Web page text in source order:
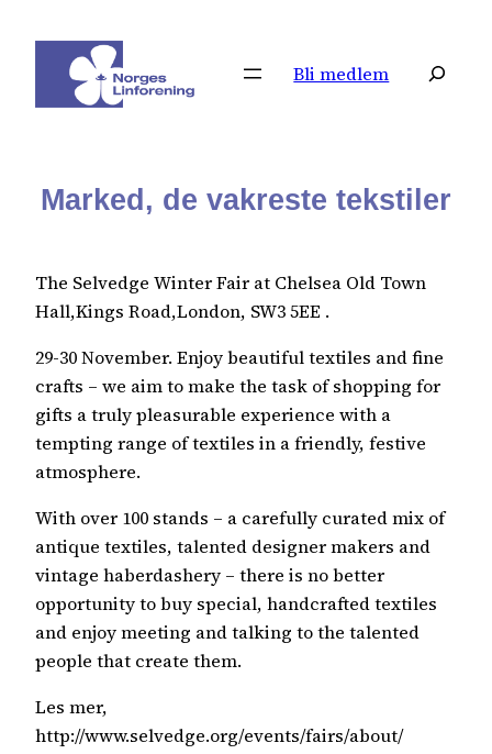
innhold
Bli medlem Søk
Marked, de vakreste tekstiler
The Selvedge Winter Fair at Chelsea Old Town
Hall,Kings Road,London, SW3 5EE .
29-30 November. Enjoy beautiful textiles and fine
crafts – we aim to make the task of shopping for
gifts a truly pleasurable experience with a
tempting range of textiles in a friendly, festive
atmosphere.
With over 100 stands – a carefully curated mix of
antique textiles, talented designer makers and
vintage haberdashery – there is no better
opportunity to buy special, handcrafted textiles
and enjoy meeting and talking to the talented
people that create them.
Les mer,
http://www.selvedge.org/events/fairs/about/